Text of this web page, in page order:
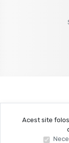
Acest site